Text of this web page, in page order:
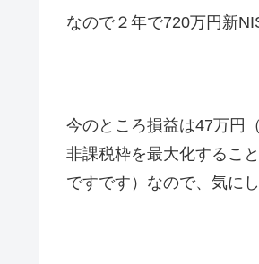
なので２年で720万円新
今のところ損益は47万円
非課税枠を最大化するこ
ですです）なので、気に